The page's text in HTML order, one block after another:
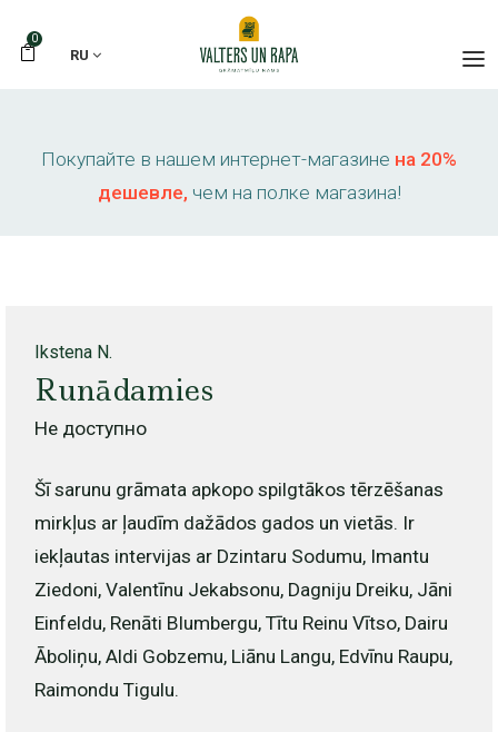
0
RU
Покупайте в нашем интернет-магазине на 20%
дешевле, чем на полке магазина!
Ikstena N.
Runādamies
Не доступно
Šī sarunu grāmata apkopo spilgtākos tērzēšanas
mirkļus ar ļaudīm dažādos gados un vietās. Ir
iekļautas intervijas ar Dzintaru Sodumu, Imantu
Ziedoni, Valentīnu Jekabsonu, Dagniju Dreiku, Jāni
Einfeldu, Renāti Blumbergu, Tītu Reinu Vītso, Dairu
Āboliņu, Aldi Gobzemu, Liānu Langu, Edvīnu Raupu,
Raimondu Tigulu.